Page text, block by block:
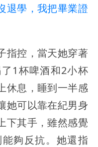
學，我把畢業證
指控，當天她穿著
1杯啤酒和2小杯
休息，睡到一半感
她可以靠在紀男身
下其手，雖然感覺
夠反抗。她還指